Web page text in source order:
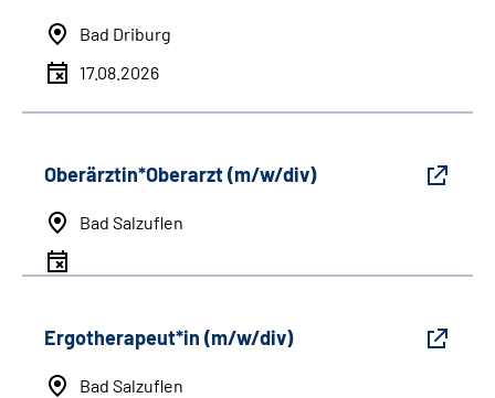
Bad Driburg
17.08.2026
Oberärztin*Oberarzt (m/w/div)
Bad Salzuflen
Ergotherapeut*in (m/w/div)
Bad Salzuflen